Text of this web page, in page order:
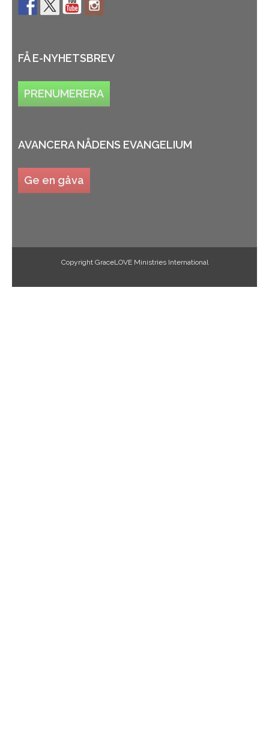
FÅ E-NYHETSBREV
PRENUMERERA
AVANCERA NÅDENS EVANGELIUM
Ge en gåva
Copyright GraceLOVE Ministries International